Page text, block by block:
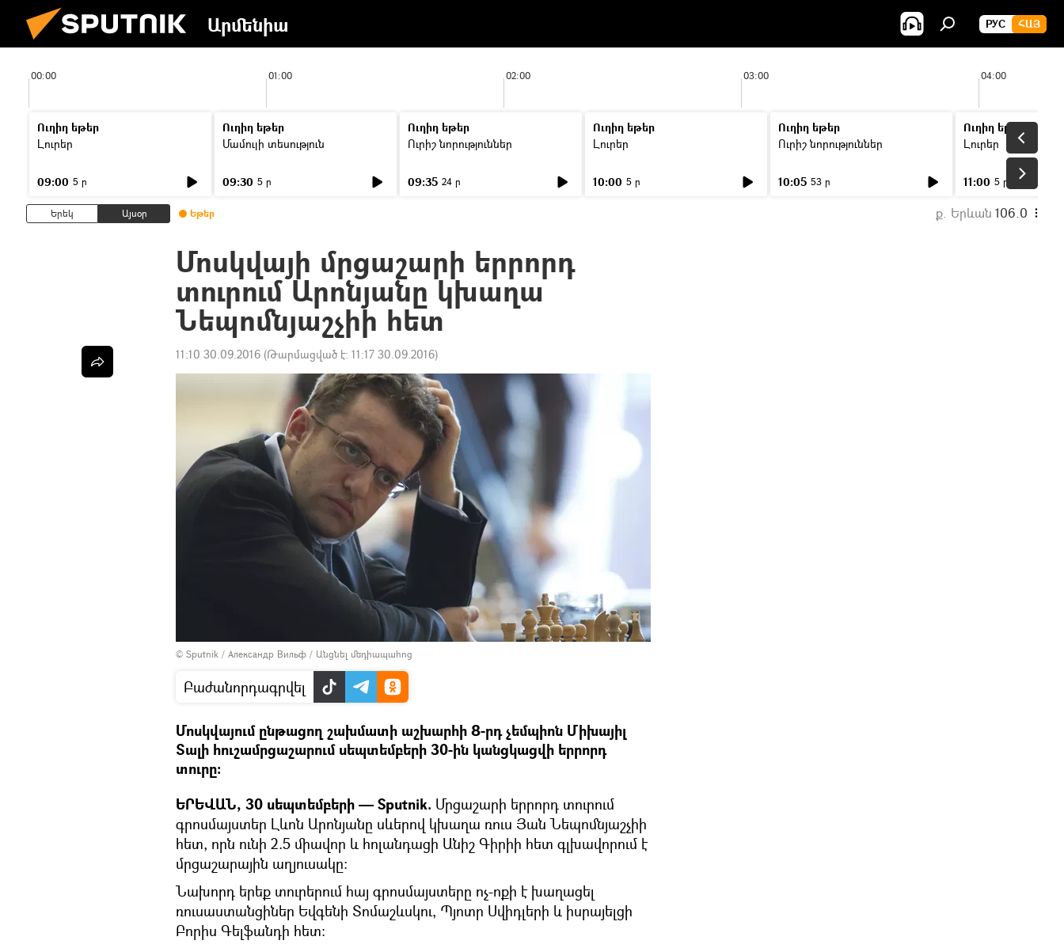
Արմենիա РУС ՀԱՅ
00:00 01:00 02:00 03:00 04:00
Ուղիղ եթեր
Լուրեր
09:00 5 ր
Ուղիղ եթեր
Մամուլի տեսություն
09:30 5 ր
Ուղիղ եթեր
Ուրիշ նորություններ
09:35 24 ր
Ուղիղ եթեր
Լուրեր
10:00 5 ր
Ուղիղ եթեր
Ուրիշ նորություններ
10:05 53 ր
Ուղիղ եթեր
Լուրեր
11:00 5 ր
Երեկ Այսօր Եթեր ք. Երևան 106.0
Մոսկվայի մրցաշարի երրորդ
տուրում Արոնյանը կխաղա
Նեպոմնյաշչիի հետ
11:10 30.09.2016 (Թարմացված է: 11:17 30.09.2016)
© Sputnik / Александр Вильф / Անցնել մեդիապահոց
Բաժանորդագրվել
Մոսկվայում ընթացող շախմատի աշխարհի 8-րդ չեմպիոն Միխայիլ
Տալի հուշամրցաշարում սեպտեմբերի 30-ին կանցկացվի երրորդ
տուրը:
ԵՐԵՎԱՆ, 30 սեպտեմբերի — Sputnik. Մրցաշարի երրորդ տուրում
գրոսմայստեր Լևոն Արոնյանը սևերով կխաղա ռուս Յան Նեպոմնյաշչիի
հետ, որն ունի 2.5 միավոր և հոլանդացի Անիշ Գիրիի հետ գլխավորում է
մրցաշարային աղյուսակը:
Նախորդ երեք տուրերում հայ գրոսմայստերը ոչ-ոքի է խաղացել
ռուսաստանցիներ Եվգենի Տոմաշևսկու, Պյոտր Սվիդլերի և իսրայելցի
Բորիս Գելֆանդի հետ: